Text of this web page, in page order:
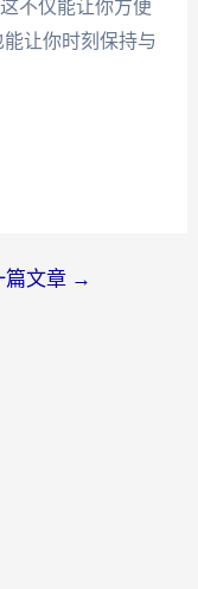
不仅能让你方便
让你时刻保持与
篇文章 →